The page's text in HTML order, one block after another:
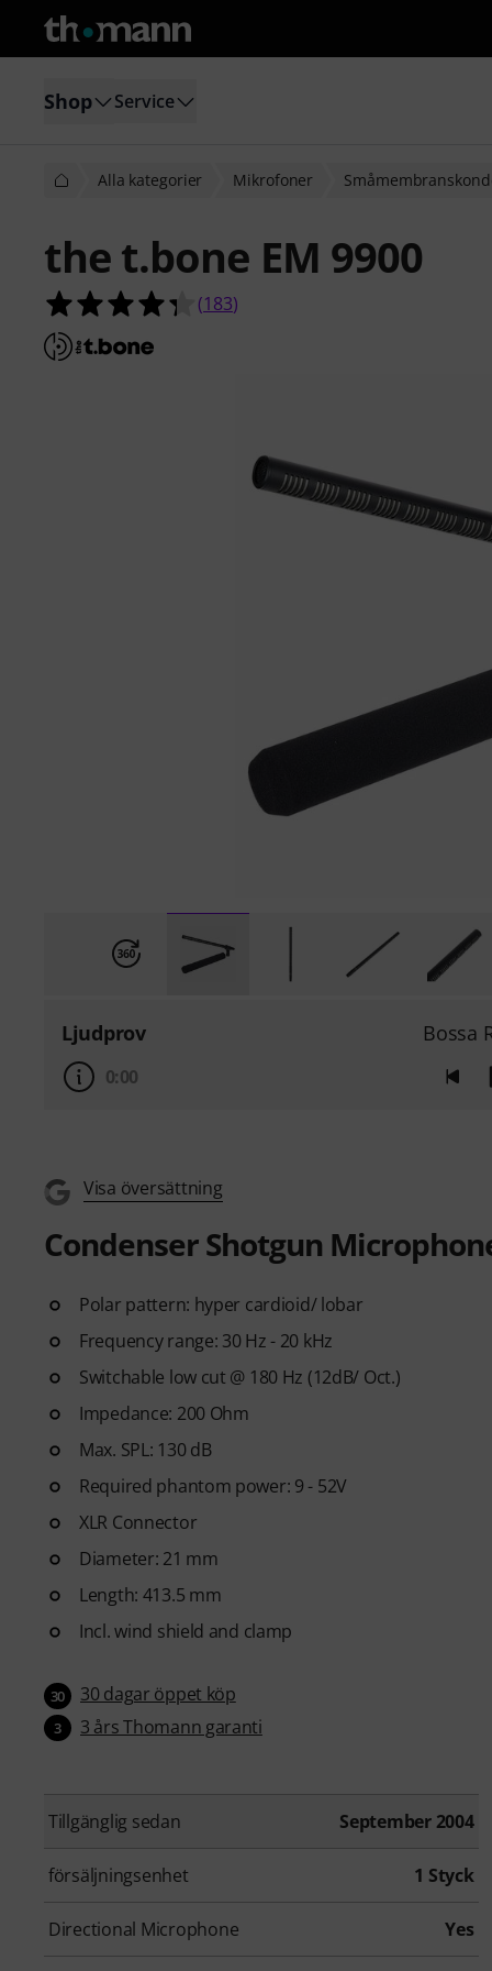
Shop Service
Alla kategorier Mikrofoner
the t.bone EM 9900
4.3 av 5 stjärnor från 183 kundbetyg
(183)
Ljudprov Bossa
0:00
Visa översättning
Condenser Shotgun
Polar pattern: hyper cardioid/ lobar
Frequency range: 30 Hz - 20 kHz
Switchable low cut @ 180 Hz (12dB/ Oct.)
Impedance: 200 Ohm
Max. SPL: 130 dB
Required phantom power: 9 - 52V
XLR Connector
Diameter: 21 mm
Length: 413.5 mm
Incl. wind shield and clamp
30 30 dagar öppet köp
3 3 års Thomann garanti
Tillgänglig sedan September 2004
försäljningsenhet 1 Styck
Directional Microphone Yes